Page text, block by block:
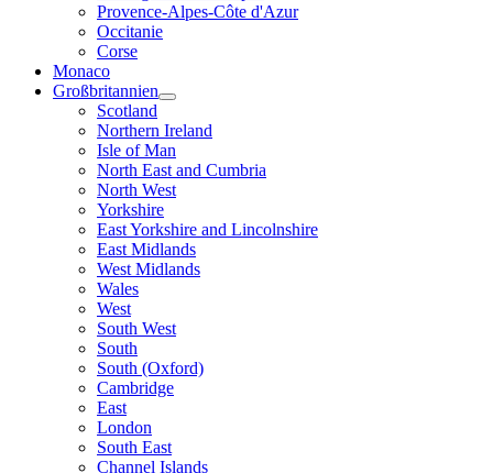
Provence-Alpes-Côte d'Azur
Occitanie
Corse
Monaco
Großbritannien
Scotland
Northern Ireland
Isle of Man
North East and Cumbria
North West
Yorkshire
East Yorkshire and Lincolnshire
East Midlands
West Midlands
Wales
West
South West
South
South (Oxford)
Cambridge
East
London
South East
Channel Islands